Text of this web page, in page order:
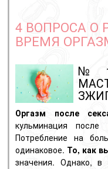
4 ВОПРОСА О
ВРЕМЯ
Оргазм после
кульминация после
Потребление на
одинаковое. То, как
значения. Однако,